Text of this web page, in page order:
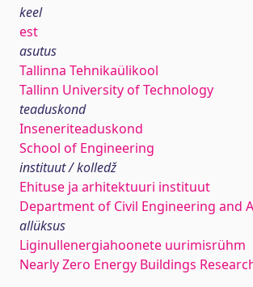
keel
est
asutus
Tallinna Tehnikaülikool
Tallinn University of Technology
teaduskond
Inseneriteaduskond
School of Engineering
instituut / kolledž
Ehituse ja arhitektuuri instituut
Department of Civil Engineering and
allüksus
Liginullenergiahoonete uurimisrühm
Nearly Zero Energy Buildings